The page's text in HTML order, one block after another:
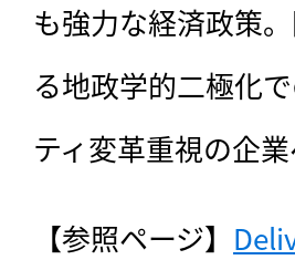
も強力な経済政策
る地政学的二極化
ティ変革重視の企
【参照ページ】